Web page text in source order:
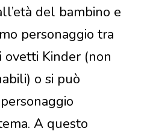
del bambino e
personaggio tra
Kinder (non
o si può
A questo